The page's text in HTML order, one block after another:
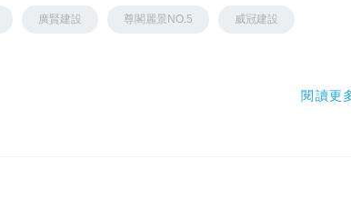
廣賢建設 尊閣麗景NO.5 威冠建設
閱讀更